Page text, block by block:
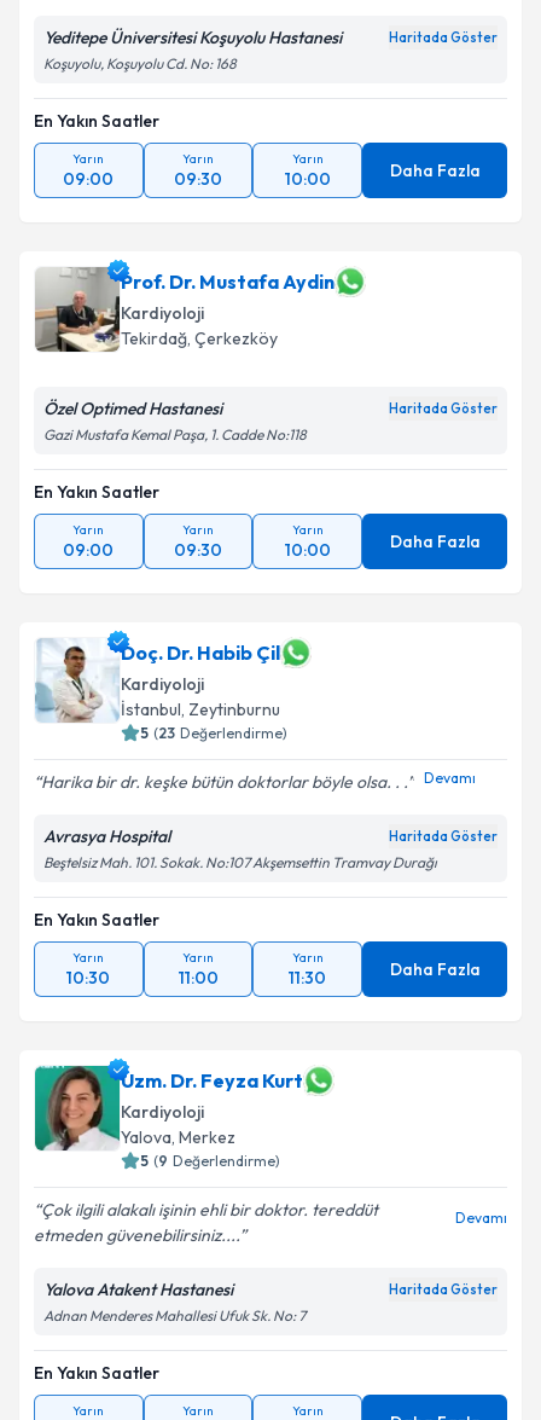
Yeditepe Üniversitesi Koşuyolu Hastanesi Haritada Göster
Koşuyolu, Koşuyolu Cd. No: 168
En Yakın Saatler
Yarın
09:00
Yarın
09:30
Yarın
10:00 Daha Fazla
Prof. Dr. Mustafa Aydin
Kardiyoloji
Tekirdağ, Çerkezköy
Özel Optimed Hastanesi Haritada Göster
Gazi Mustafa Kemal Paşa, 1. Cadde No:118
En Yakın Saatler
Yarın
09:00
Yarın
09:30
Yarın
10:00 Daha Fazla
Doç. Dr. Habib Çil
Kardiyoloji
İstanbul, Zeytinburnu
5 (23 Değerlendirme)
Harika bir dr. keşke bütün doktorlar böyle olsa. . . Devamı
Avrasya Hospital Haritada Göster
Beştelsiz Mah. 101. Sokak. No:107 Akşemsettin Tramvay Durağı
En Yakın Saatler
Yarın
10:30
Yarın
11:00
Yarın
11:30 Daha Fazla
Uzm. Dr. Feyza Kurt
Kardiyoloji
Yalova, Merkez
5 (9 Değerlendirme)
Çok ilgili alakalı işinin ehli bir doktor. tereddüt
etmeden güvenebilirsiniz....
Devamı
Yalova Atakent Hastanesi Haritada Göster
Adnan Menderes Mahallesi Ufuk Sk. No: 7
En Yakın Saatler
Yarın Yarın Yarın